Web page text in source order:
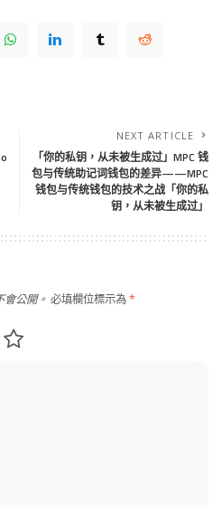
NEXT ARTICLE
「你的私钥，从未被生成过」MPC 钱
包与传统助记词钱包的差异——MPC
钱包与传统钱包的技术之战「你的私
钥，从未被生成过」
會公開。 必填欄位標示為*